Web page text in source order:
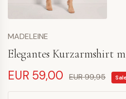
MADELEINE
Elegantes Kurzarmshirt
EUR 59,00 EUR 99,95